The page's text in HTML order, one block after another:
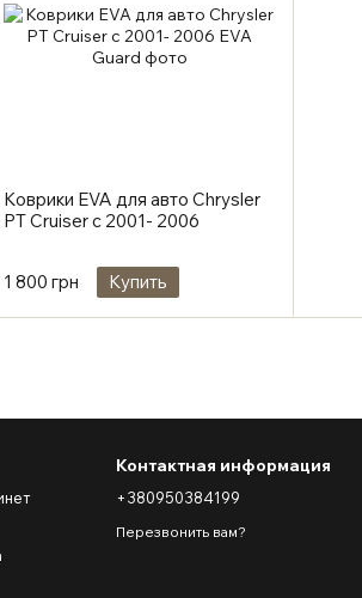
Коврики EVA для авто Chrysler
PT Cruiser с 2001- 2006
1 800 грн Купить
Контактная информация
+380950384199
Перезвонить вам?